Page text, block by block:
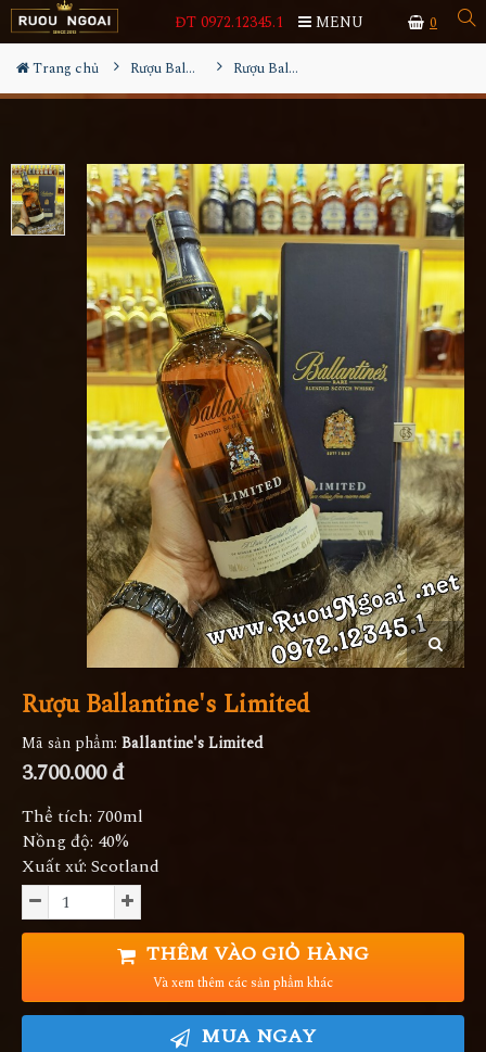
0
ĐT 0972.12345.1 MENU
Trang chủ Rượu Ballantine's Rượu Ballantine's Limited
Rượu Ballantine's Limited
Mã sản phẩm: Ballantine's Limited
3.700.000 đ
Thể tích: 700ml
Nồng độ: 40%
Xuất xứ: Scotland
THÊM VÀO GIỎ HÀNG
Và xem thêm các sản phẩm khác
MUA NGAY